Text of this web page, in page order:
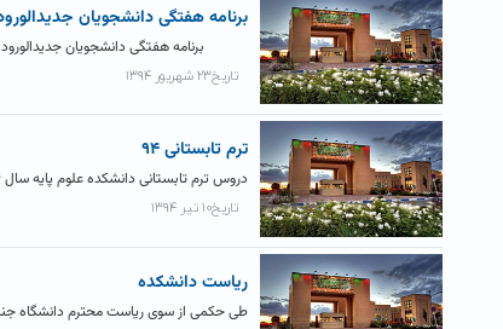
برنامه هفتگی دانشجویان
برنامه هفتگی دانشجویان جدیدالورود سال تحصیلی ۹۵-۹۴ – گروه فیزیک ایام هفته ۸-
تاریخ۲۳ شهریور ۱۳۹۴
ترم تابستانی ۹۴
دروس ترم تابستانی دانشکده علوم پایه سال ۹۴: فیزیک ۱ و ۲ - ۴ واحدی برای دانشجویان قدیم ریاضی- فیزیک و...
تاریخ۱۰ تیر ۱۳۹۴
ریاست دانشکده
طی حکمی از سوی ریاست محترم دانشگاه جناب